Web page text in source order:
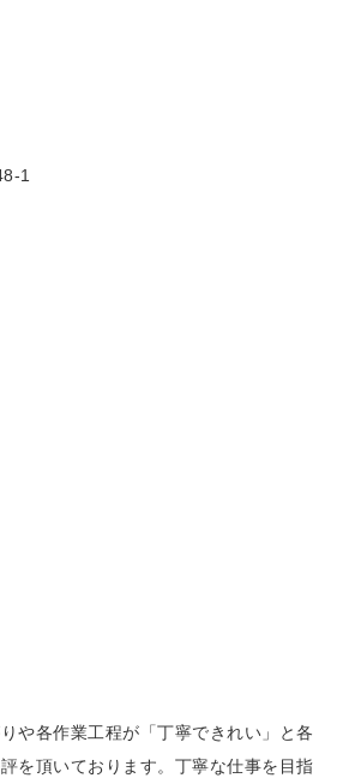
1
や各作業工程が「丁寧できれい」と各
を頂いております。丁寧な仕事を目指